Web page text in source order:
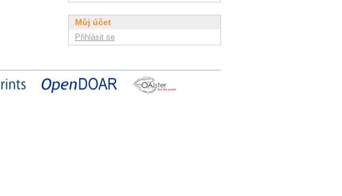
Můj účet
Přihlásit se